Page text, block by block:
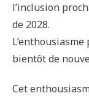
l’inclusion
de 2028.
bientôt de
Cet